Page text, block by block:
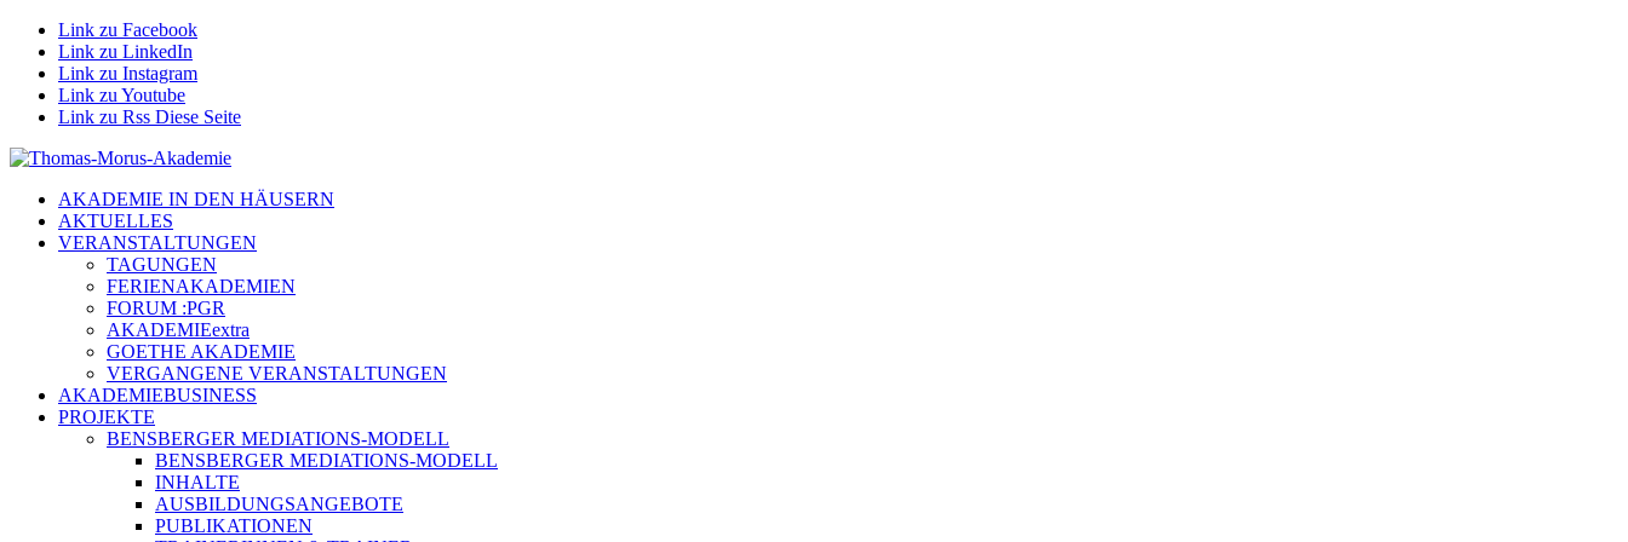
Link zu Facebook
Link zu LinkedIn
Link zu Instagram
Link zu Youtube
Link zu Rss Diese Seite
AKADEMIE IN DEN HÄUSERN
AKTUELLES
VERANSTALTUNGEN
TAGUNGEN
FERIENAKADEMIEN
FORUM :PGR
AKADEMIEextra
GOETHE AKADEMIE
VERGANGENE VERANSTALTUNGEN
AKADEMIEBUSINESS
PROJEKTE
BENSBERGER MEDIATIONS-MODELL
BENSBERGER MEDIATIONS-MODELL
INHALTE
AUSBILDUNGSANGEBOTE
PUBLIKATIONEN